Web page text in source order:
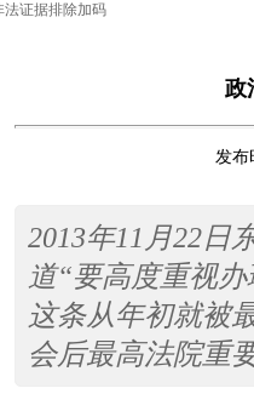
证据排除加码
政
发
2013年11月22日
道“要高度重视
这条从年初就被
会后最高法院重